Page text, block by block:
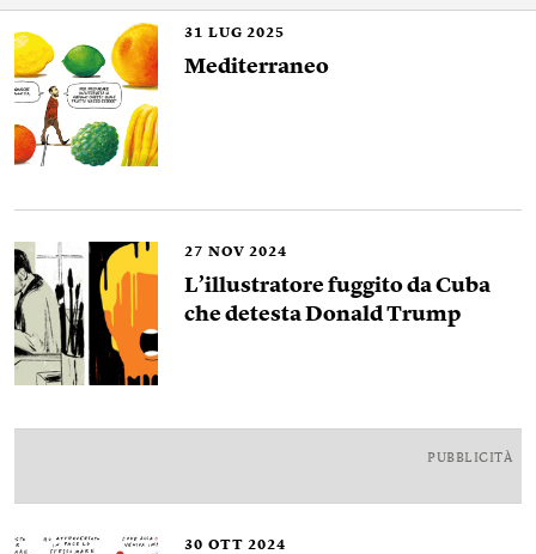
31 LUG 2025
Mediterraneo
27 NOV 2024
L’illustratore fuggito da Cuba
che detesta Donald Trump
PUBBLICITÀ
30 OTT 2024